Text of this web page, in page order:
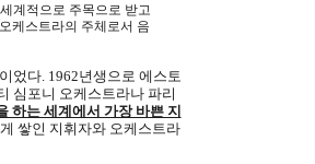
계적으로 주목으로 받고
케스트라의 주체로서 음
었다. 1962년생으로 에스토
심포니 오케스트라나 파리
하는 세계에서 가장 바쁜 지
쌓인 지휘자와 오케스트라